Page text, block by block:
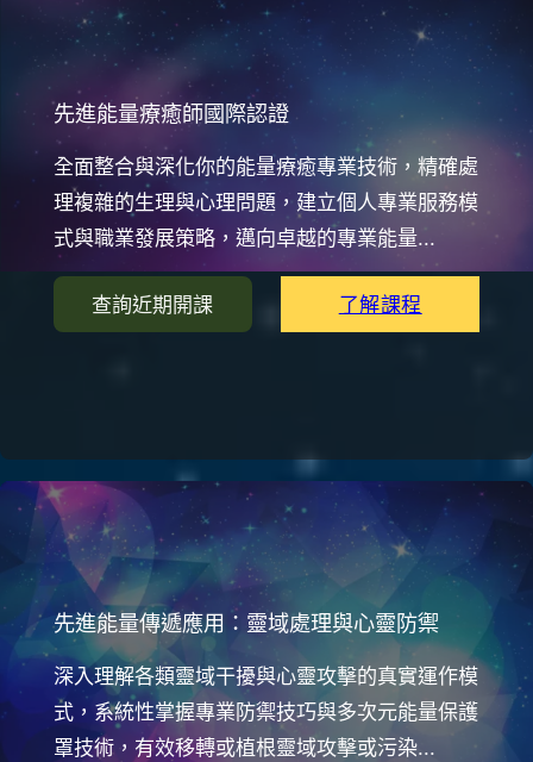
先進能量療癒師國際認證
全面整合與深化你的能量療癒專業技術，精確處
理複雜的生理與心理問題，建立個人專業服務模
式與職業發展策略，邁向卓越的專業能量...
查詢近期開課 了解課程
先進能量傳遞應用：靈域處理與心靈防禦
深入理解各類靈域干擾與心靈攻擊的真實運作模
式，系統性掌握專業防禦技巧與多次元能量保護
罩技術，有效移轉或植根靈域攻擊或污染...